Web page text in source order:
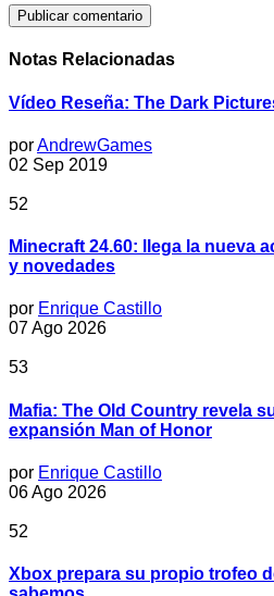
Notas Relacionadas
Vídeo Reseña: The Dark
porAndrewGames
02 Sep 2019
52
Minecraft 24.60: llega la nueva
y novedades
por Enrique Castillo
07 Ago 2026
53
Mafia: The Old Country revela
expansión Man of Honor
por Enrique Castillo
06 Ago 2026
52
Xbox prepara su propio trofeo